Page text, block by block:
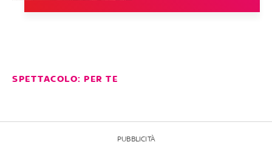
SPETTACOLO: PER TE
PUBBLICITÀ